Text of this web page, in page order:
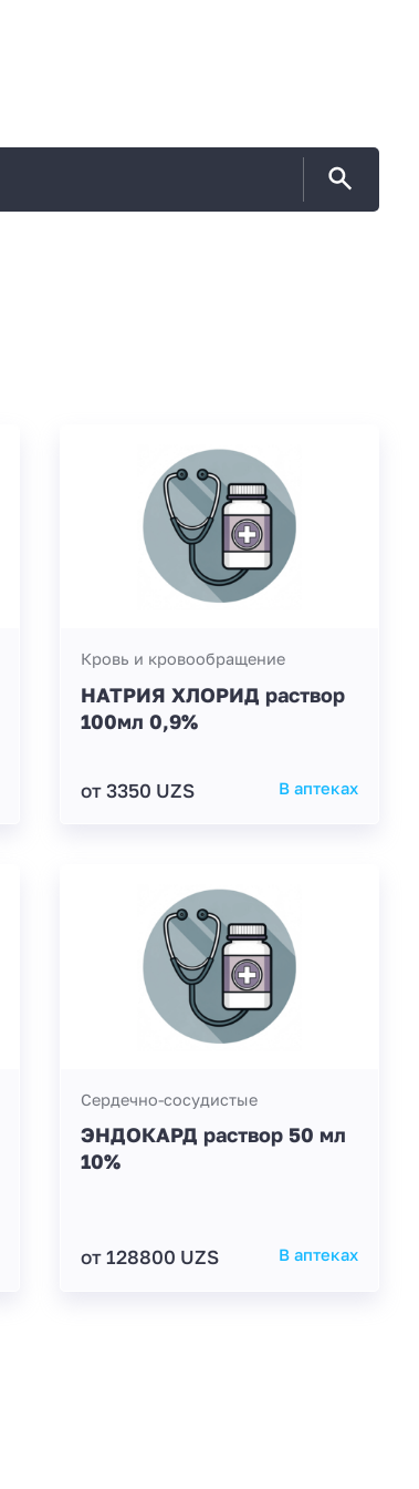
Кровь и кровообращение
НАТРИЯ ХЛОРИД раствор
100мл 0,9%
от 3350 UZS В аптеках
Сердечно-сосудистые
ЭНДОКАРД раствор 50 мл
10%
от 128800 UZS В аптеках